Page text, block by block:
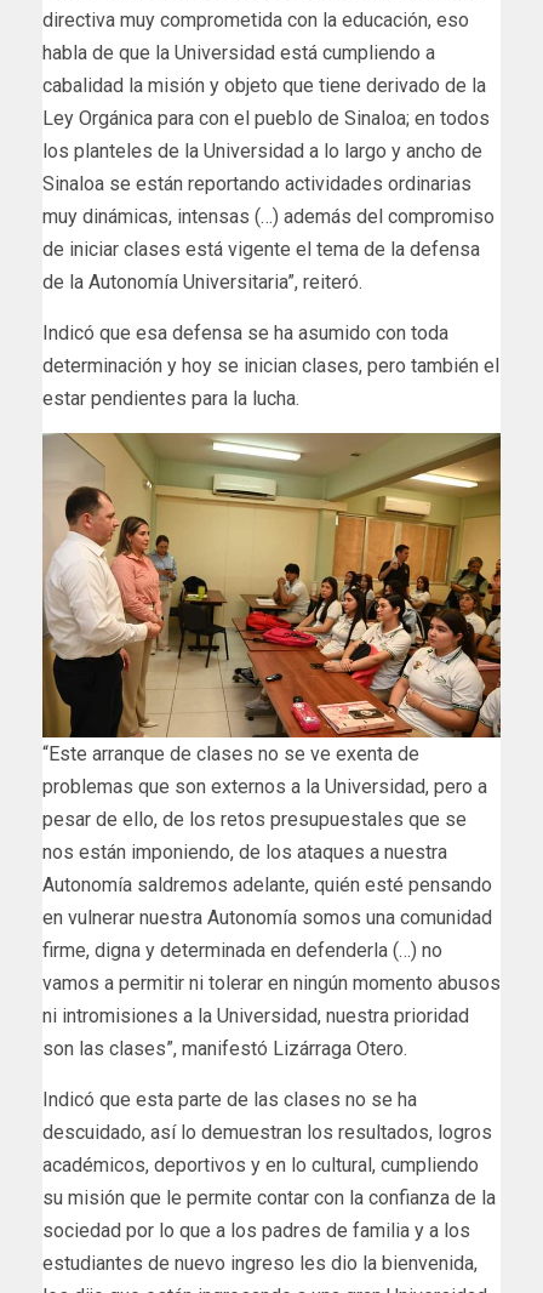
directiva muy comprometida con la educación, eso
habla de que la Universidad está cumpliendo a
cabalidad la misión y objeto que tiene derivado de la
Ley Orgánica para con el pueblo de Sinaloa; en todos
los planteles de la Universidad a lo largo y ancho de
Sinaloa se están reportando actividades ordinarias
muy dinámicas, intensas (…) además del compromiso
de iniciar clases está vigente el tema de la defensa
de la Autonomía Universitaria”, reiteró.
Indicó que esa defensa se ha asumido con toda
determinación y hoy se inician clases, pero también el
estar pendientes para la lucha.
“Este arranque de clases no se ve exenta de
problemas que son externos a la Universidad, pero a
pesar de ello, de los retos presupuestales que se
nos están imponiendo, de los ataques a nuestra
Autonomía saldremos adelante, quién esté pensando
en vulnerar nuestra Autonomía somos una comunidad
firme, digna y determinada en defenderla (…) no
vamos a permitir ni tolerar en ningún momento abusos
ni intromisiones a la Universidad, nuestra prioridad
son las clases”, manifestó Lizárraga Otero.
Indicó que esta parte de las clases no se ha
descuidado, así lo demuestran los resultados, logros
académicos, deportivos y en lo cultural, cumpliendo
su misión que le permite contar con la confianza de la
sociedad por lo que a los padres de familia y a los
estudiantes de nuevo ingreso les dio la bienvenida,